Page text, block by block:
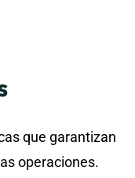
que garantizan
operaciones.